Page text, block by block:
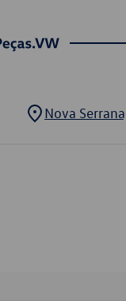
Nova Serrana